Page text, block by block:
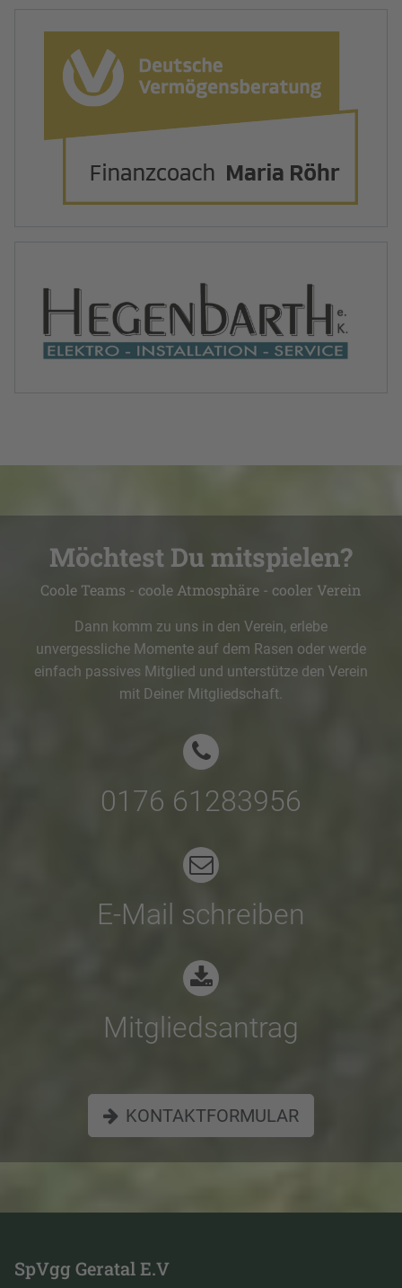
Möchtest Du mitspielen?
Coole Teams - coole Atmosphäre - cooler Verein
Dann komm zu uns in den Verein, erlebe
unvergessliche Momente auf dem Rasen oder werde
einfach passives Mitglied und unterstütze den Verein
mit Deiner Mitgliedschaft.
0176 61283956
E-Mail schreiben
Mitgliedsantrag
KONTAKTFORMULAR
SpVgg Geratal E.V